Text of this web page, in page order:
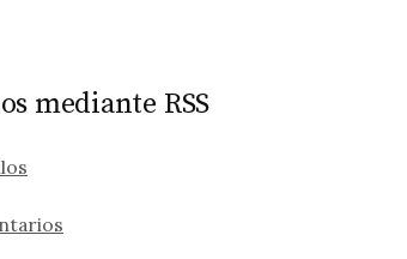
mediante RSS